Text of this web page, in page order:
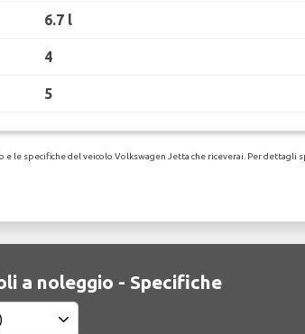
6.7 l
4
5
specifiche del veicolo Volkswagen Jetta che riceverai. Per dettagli
a noleggio - Specifiche